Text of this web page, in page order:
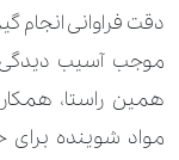
پالتو
پالتو کار شده
پرچم بزرگ
دقت فراوانی انجام
موجب آسیب دیدگی
همین راستا،
مواد شوینده